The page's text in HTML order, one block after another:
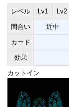
レベル Lv1 Lv2
間合い 近中
カード
効果
カットイン